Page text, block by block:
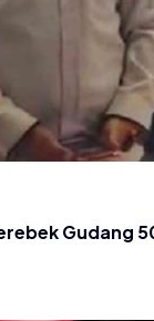
Gudang